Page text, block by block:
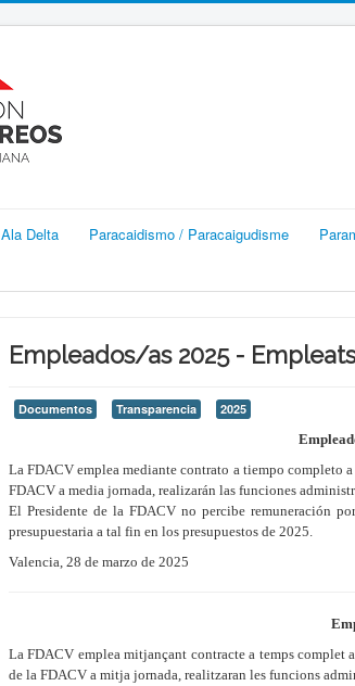
Ala Delta Paracaidismo / Paracaigudisme
Empleados/as 2025 -
Documentos Transparencia
2025
La FDACV emplea mediante contrato a tiempo completo
FDACV a media jornada, realizarán las funciones
El Presidente de la FDACV no percibe remuneración
presupuestaria a tal fin en los presupuestos de 2025.
Valencia, 28 de marzo de 2025
La FDACV emplea mitjançant contracte a temps complet
de la FDACV a mitja jornada, realitzaran les funcions